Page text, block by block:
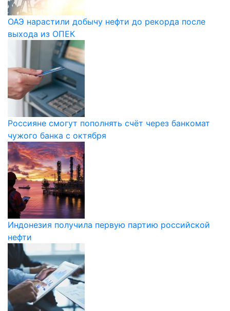
ОАЭ нарастили добычу нефти до рекорда после
выхода из ОПЕК
Россияне смогут пополнять счёт через банкомат
чужого банка с октября
Индонезия получила первую партию российской
нефти